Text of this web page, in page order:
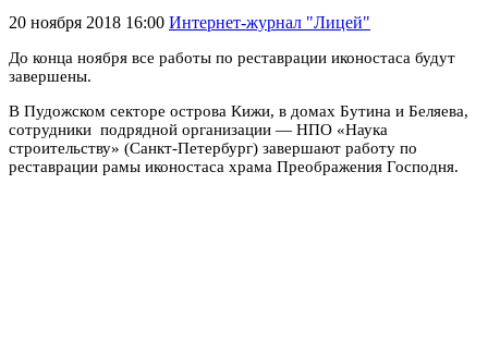
20 ноября 2018 16:00 Интернет-журнал "Лицей"
До конца ноября все работы по реставрации иконостаса будут
завершены.
В Пудожском секторе острова Кижи, в домах Бутина и Беляева,
сотрудники подрядной организации — НПО «Наука
строительству» (Санкт-Петербург) завершают работу по
реставрации рамы иконостаса храма Преображения Господня.